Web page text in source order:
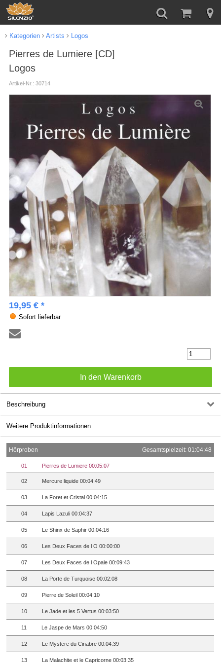
Kategorien Artists Logos
Pierres de Lumiere [CD]
Logos
Artikel-Nr.: 30714
19,95 € *
Sofort lieferbar
Beschreibung
Weitere Produktinformationen
Hörproben Gesamtspielzeit: 01:04:48
01 Pierres de Lumiere 00:05:07
02 Mercure liquide 00:04:49
03 La Foret et Cristal 00:04:15
04 Lapis Lazuli 00:04:37
05 Le Shinx de Saphir 00:04:16
06 Les Deux Faces de l O 00:00:00
07 Les Deux Faces de l Opale 00:09:43
08 La Porte de Turquoise 00:02:08
09 Pierre de Soleil 00:04:10
10 Le Jade et les 5 Vertus 00:03:50
11 Le Jaspe de Mars 00:04:50
12 Le Mystere du Cinabre 00:04:39
13 La Malachite et le Capricorne 00:03:35